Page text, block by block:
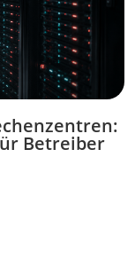
Betreiber